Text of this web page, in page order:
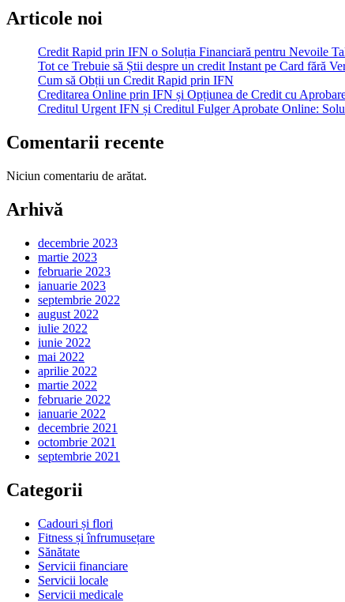
Articole noi
Credit Rapid prin IFN o Soluția Financiară pentru Nevoile
Tot ce Trebuie să Știi despre un credit Instant pe Card fără
Cum să Obții un Credit Rapid prin IFN
Creditarea Online prin IFN și Opțiunea de Credit cu
Creditul Urgent IFN și Creditul Fulger Aprobate Online:
Comentarii recente
Niciun comentariu de arătat.
Arhivă
decembrie 2023
martie 2023
februarie 2023
ianuarie 2023
septembrie 2022
august 2022
iulie 2022
iunie 2022
mai 2022
aprilie 2022
martie 2022
februarie 2022
ianuarie 2022
decembrie 2021
octombrie 2021
septembrie 2021
Categorii
Cadouri și flori
Fitness și înfrumusețare
Sănătate
Servicii financiare
Servicii locale
Servicii medicale